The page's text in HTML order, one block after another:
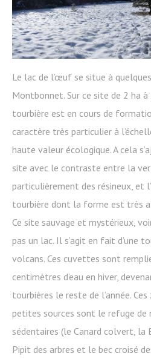
Le lac de l’œuf se situe à
Montbonnet. Sur ce site de 2 ha
tourbière est en cours de
caractère très particulier à
haute valeur écologique. A cela
site avec le contraste entre la
particulièrement des résineux, et
tourbière dont la forme est très
Ce site sauvage et mystérieux,
pas un lac. Il s’agit en fait d’une
volcans. Ces cuvettes sont
centimètres d’eau en hiver,
tourbières le reste de l’année.
petites sources sont le refuge de
sédentaires (le Canard colvert, la
Pipit des arbres et le bec croisé